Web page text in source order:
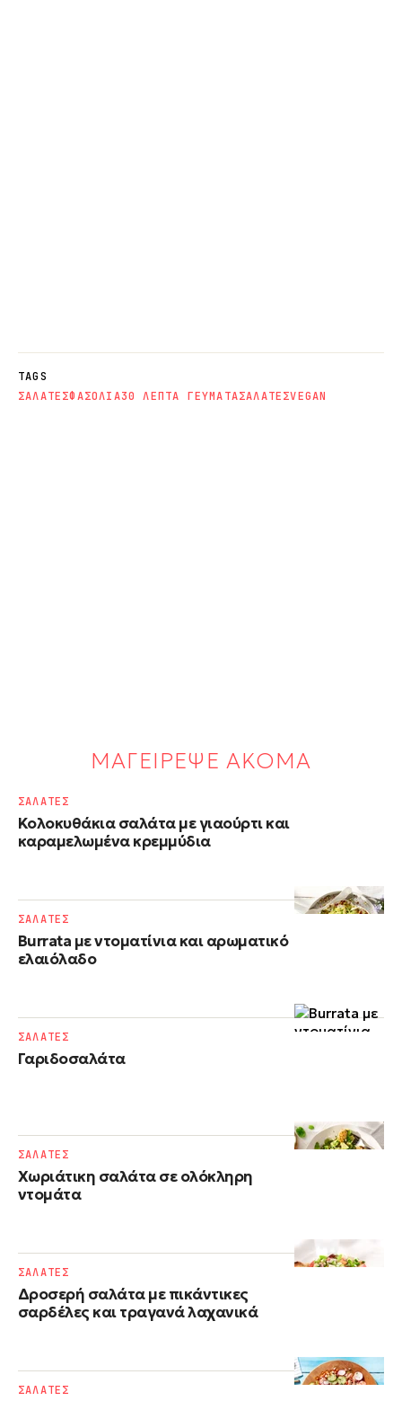
TAGS
ΣΑΛΑΤΕΣΦΑΣΟΛΙΑ30 ΛΕΠΤΑ ΓΕΥΜΑΤΑΣΑΛΑΤΕΣVEGAN
ΜΑΓΕΙΡΕΨΕ ΑΚΟΜΑ
Κολοκυθάκια σαλάτα με γιαούρτι και
καραμελωμένα κρεμμύδια
ΣΑΛΑΤΕΣ
Burrata με ντοματίνια και αρωματικό
ελαιόλαδο
ΣΑΛΑΤΕΣ
Γαριδοσαλάτα
ΣΑΛΑΤΕΣ
Χωριάτικη σαλάτα σε ολόκληρη
ντομάτα
ΣΑΛΑΤΕΣ
Δροσερή σαλάτα με πικάντικες
σαρδέλες και τραγανά λαχανικά
ΣΑΛΑΤΕΣ
ΣΑΛΑΤΕΣ